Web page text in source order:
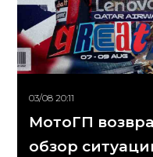
03/08 20:11
МотоГП
обзор